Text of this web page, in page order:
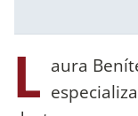
L aura